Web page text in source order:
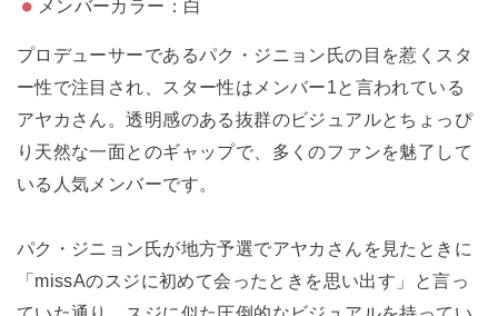
メンバーカラー：白
プロデューサーであるパク・ジニョン氏の目を惹くスタ
ー性で注目され、スター性はメンバー1と言われている
アヤカさん。透明感のある抜群のビジュアルとちょっぴ
り天然な一面とのギャップで、多くのファンを魅了して
いる人気メンバーです。
パク・ジニョン氏が地方予選でアヤカさんを見たときに
「missAのスジに初めて会ったときを思い出す」と言っ